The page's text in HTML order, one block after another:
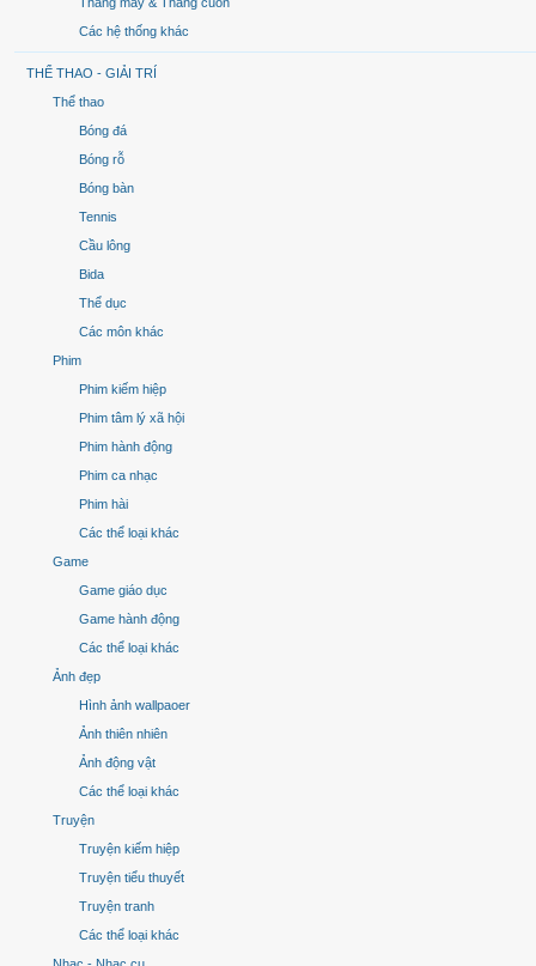
Các hệ thống khác
THỂ THAO - GIẢI TRÍ
Thể thao
Bóng đá
Bóng rỗ
Bóng bàn
Tennis
Cầu lông
Bida
Thể dục
Các môn khác
Phim
Phim kiếm hiệp
Phim tâm lý xã hội
Phim hành động
Phim ca nhạc
Phim hài
Các thể loại khác
Game
Game giáo dục
Game hành động
Các thể loại khác
Ảnh đẹp
Hình ảnh wallpaoer
Ảnh thiên nhiên
Ảnh động vật
Các thể loại khác
Truyện
Truyện kiếm hiệp
Truyện tiểu thuyết
Truyện tranh
Các thể loại khác